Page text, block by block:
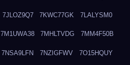
7JLOZ9Q7 7KWC77GK 7LALYSM0
7M1UWA38 7MHLTVDG 7MM4F50B
7NSA9LFN 7NZIGFWV 7O15HQUY